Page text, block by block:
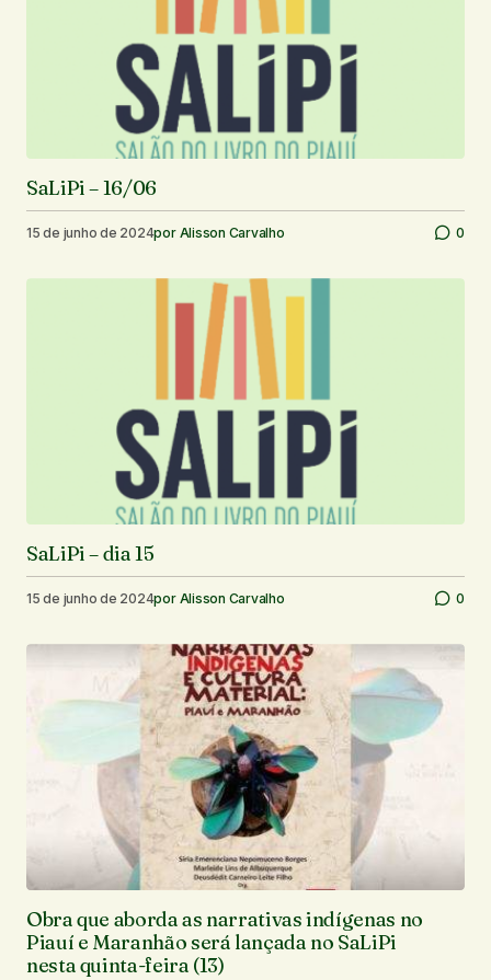
SaLiPi – 16/06
15 de junho de 2024por Alisson Carvalho 0
SaLiPi – dia 15
15 de junho de 2024por Alisson Carvalho 0
Obra que aborda as narrativas indígenas no
Piauí e Maranhão será lançada no SaLiPi
nesta quinta-feira (13)